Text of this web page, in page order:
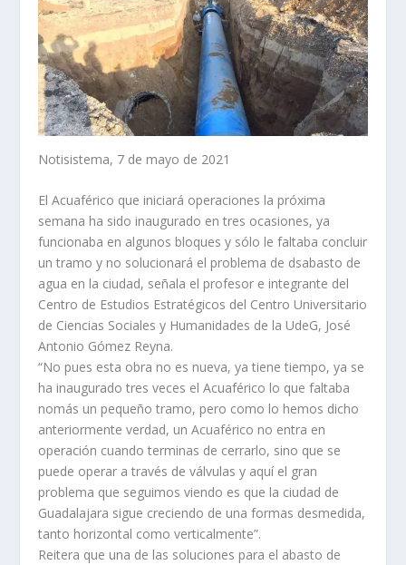
Notisistema, 7 de mayo de 2021
El Acuaférico que iniciará operaciones la próxima
semana ha sido inaugurado en tres ocasiones, ya
funcionaba en algunos bloques y sólo le faltaba concluir
un tramo y no solucionará el problema de dsabasto de
agua en la ciudad, señala el profesor e integrante del
Centro de Estudios Estratégicos del Centro Universitario
de Ciencias Sociales y Humanidades de la UdeG, José
Antonio Gómez Reyna.
“No pues esta obra no es nueva, ya tiene tiempo, ya se
ha inaugurado tres veces el Acuaférico lo que faltaba
nomás un pequeño tramo, pero como lo hemos dicho
anteriormente verdad, un Acuaférico no entra en
operación cuando terminas de cerrarlo, sino que se
puede operar a través de válvulas y aquí el gran
problema que seguimos viendo es que la ciudad de
Guadalajara sigue creciendo de una formas desmedida,
tanto horizontal como verticalmente”.
Reitera que una de las soluciones para el abasto de